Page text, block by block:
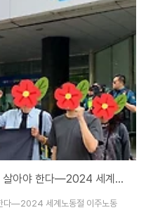
않고 일관되게 개새끼의 모습을
해 이야기를 접한 듯 하지만, 우리
우리는 이미 함께 살고 있고, 함께 살아야 한다―2024 세계노동절 이주노동자 메이데이 집회 참가 보고문
다―2024 세계노동절 이주노동